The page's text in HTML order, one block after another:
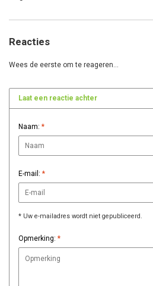
Reacties
Wees de eerste om te reageren...
Laat een reactie achter
Naam: *
E-mail: *
* Uw e-mailadres wordt niet gepubliceerd.
Opmerking: *